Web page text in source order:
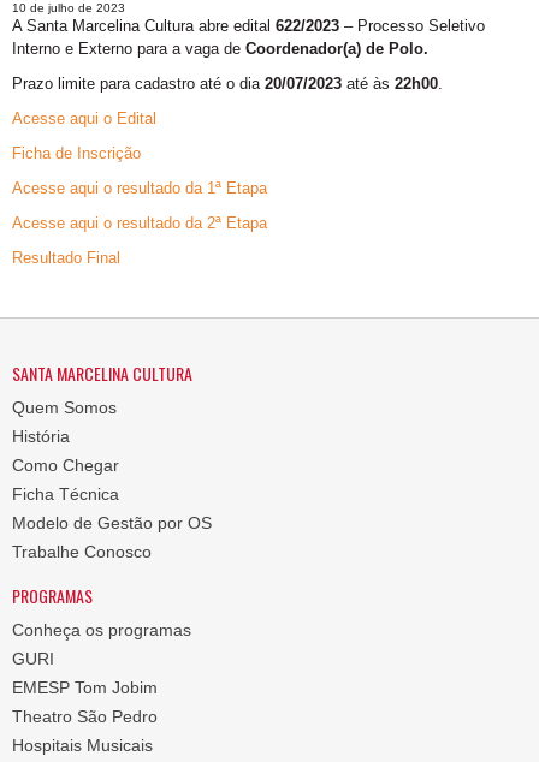
10 de julho de 2023
A Santa Marcelina Cultura abre edital 622/2023 – Processo Seletivo
Interno e Externo para a vaga de Coordenador(a) de Polo.
Prazo limite para cadastro até o dia20/07/2023 até às 22h00.
Acesse aqui o Edital
Ficha de Inscrição
Acesse aqui o resultado da 1ª Etapa
Acesse aqui o resultado da 2ª Etapa
Resultado Final
SANTA MARCELINA CULTURA
Quem Somos
História
Como Chegar
Ficha Técnica
Modelo de Gestão por OS
Trabalhe Conosco
PROGRAMAS
Conheça os programas
GURI
EMESP Tom Jobim
Theatro São Pedro
Hospitais Musicais